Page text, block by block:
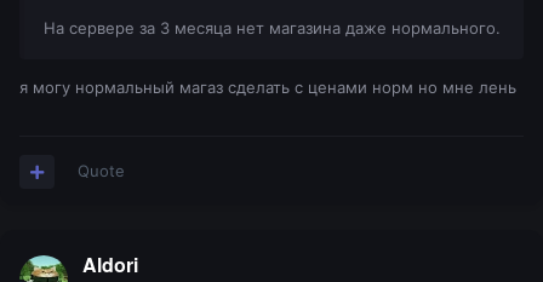
На сервере за 3 месяца нет магазина даже нормального.
я могу нормальный магаз сделать с ценами норм но мне лень
Quote
Aldori